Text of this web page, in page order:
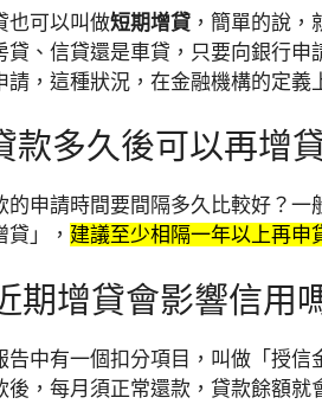
也可以叫做短期增貸 ，簡單的說，
貸、信貸還是車貸，只要向銀行
請，這種狀況，在金融機構的定義
款多久後可以再增
的申請時間要間隔多久比較好？
貸」， 建議至少相隔一年以上再申
期增貸會影響信用
告中有一個扣分項目，叫做「授
後，每月須正常還款，貸款餘額